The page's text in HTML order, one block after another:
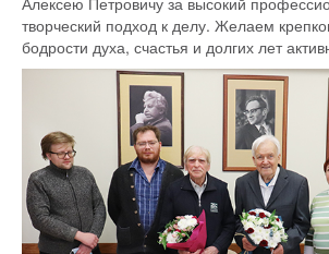
творческий подход к делу. Желаем
бодрости духа, счастья и долгих лет